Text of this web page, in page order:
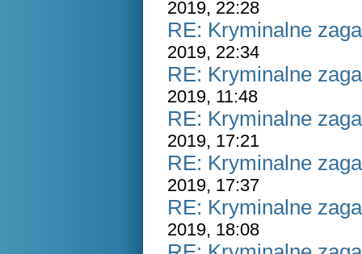
2019, 22:28
RE: Kryminalne
2019, 22:34
RE: Kryminalne
2019, 11:48
RE: Kryminalne
2019, 17:21
RE: Kryminalne
2019, 17:37
RE: Kryminalne
2019, 18:08